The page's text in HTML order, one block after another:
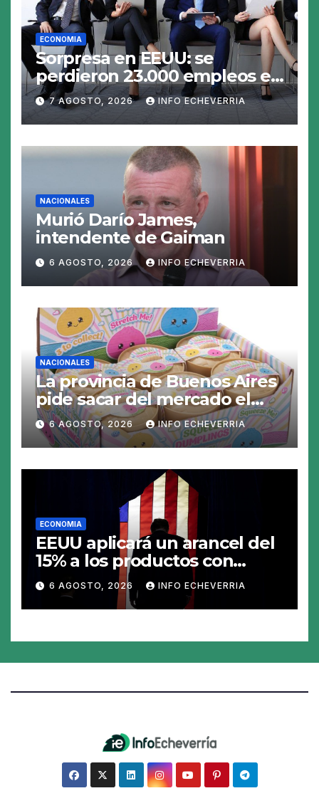
ECONOMIA
Sorpresa en EEUU: se
perdieron 23.000 empleos en
julio y el mercado recalcula
las perspectivas para las
tasas
7 AGOSTO, 2026 INFO ECHEVERRIA
NACIONALES
Murió Darío James,
intendente de Gaiman
6 AGOSTO, 2026 INFO ECHEVERRIA
NACIONALES
La provincia de Buenos Aires
pide sacar del mercado el
«Squeezy Dumpling», un
juguete «tóxico»
6 AGOSTO, 2026 INFO ECHEVERRIA
ECONOMIA
EEUU aplicará un arancel del
15% a los productos con
polisilicio para frenar el
avance de China
6 AGOSTO, 2026 INFO ECHEVERRIA